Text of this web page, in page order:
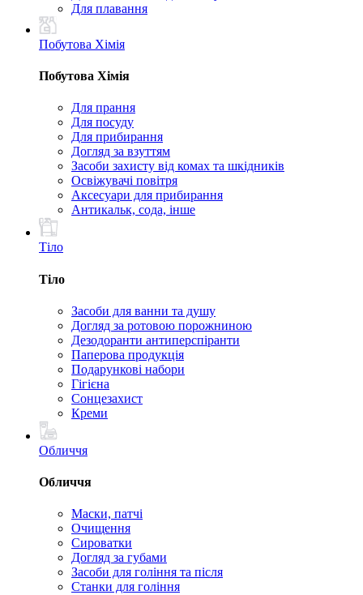
Для плавання
Побутова Хімія
Побутова Хімія
Для прання
Для посуду
Для прибирання
Догляд за взуттям
Засоби захисту від комах та шкідників
Освіжувачі повітря
Аксесуари для прибирання
Антикальк, сода, інше
Тіло
Тіло
Засоби для ванни та душу
Догляд за ротовою порожниною
Дезодоранти антиперспіранти
Паперова продукція
Подарункові набори
Гігієна
Сонцезахист
Креми
Обличчя
Обличчя
Маски, патчі
Очищення
Сироватки
Догляд за губами
Засоби для гоління та після
Станки для гоління